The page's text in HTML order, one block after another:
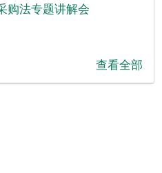
购法专题讲解会
查看全部